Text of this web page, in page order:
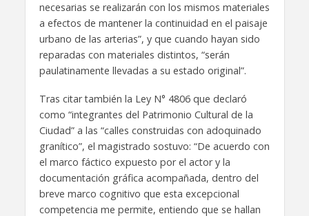
necesarias se realizarán con los mismos materiales
a efectos de mantener la continuidad en el paisaje
urbano de las arterias”, y que cuando hayan sido
reparadas con materiales distintos, “serán
paulatinamente llevadas a su estado original”.
Tras citar también la Ley N° 4806 que declaró
como “integrantes del Patrimonio Cultural de la
Ciudad” a las “calles construidas con adoquinado
granítico”, el magistrado sostuvo: “De acuerdo con
el marco fáctico expuesto por el actor y la
documentación gráfica acompañada, dentro del
breve marco cognitivo que esta excepcional
competencia me permite, entiendo que se hallan